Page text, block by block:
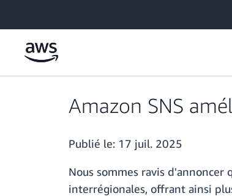
Amazon SNS
Publié le: 17 juil. 2025
Nous sommes ravis d'annoncer
interrégionales, offrant ainsi